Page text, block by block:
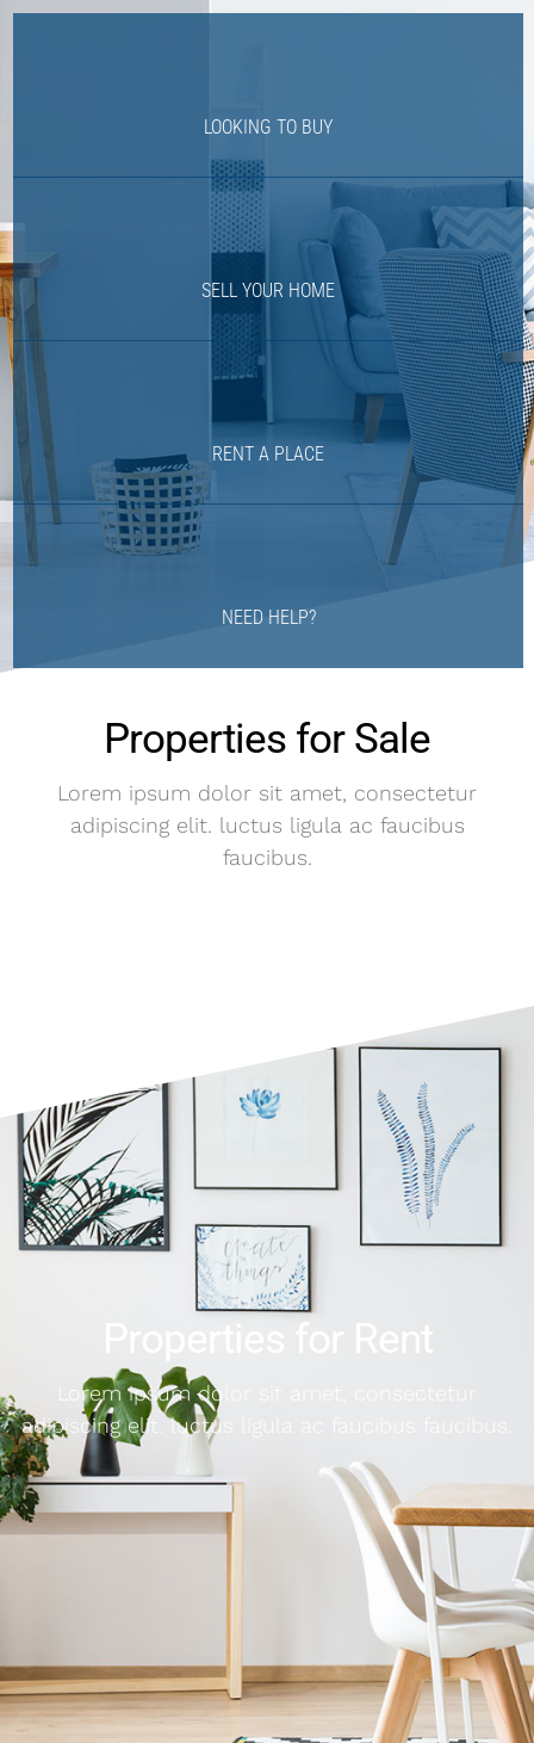
LOOKING TO BUY
SELL YOUR HOME
RENT A PLACE
NEED HELP?
Properties for Sale
Lorem ipsum dolor sit amet, consectetur
adipiscing elit. luctus ligula ac faucibus
faucibus.
Lorem ipsum dolor sit amet, consectetur
adipiscing elit. luctus ligula ac faucibus faucibus.